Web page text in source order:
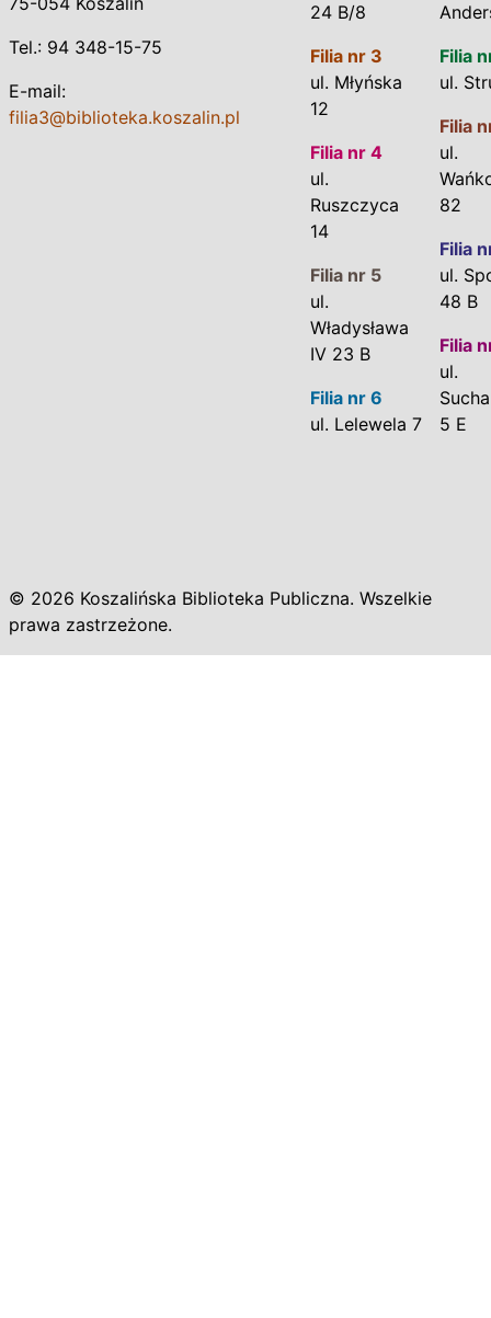
Tel.: 94 348-15-75
E-mail:
filia3@biblioteka.koszalin.pl
24 B/8
Filia nr 3
ul. Młyńska
12
Filia nr 4
ul.
Ruszczyca
14
Filia nr 5
ul.
Władysława
IV 23 B
Filia nr 6
ul. Lelewela 7
Filia
ul.
Filia
ul.
82
Filia
ul.
48 B
Filia
ul.
5 E
© 2026 Koszalińska Biblioteka Publiczna. Wszelkie
prawa zastrzeżone.